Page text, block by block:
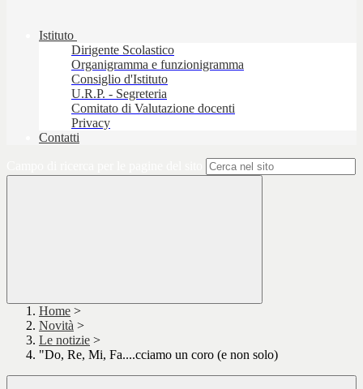
Istituto
Dirigente Scolastico
Organigramma e funzionigramma
Consiglio d'Istituto
U.R.P. - Segreteria
Comitato di Valutazione docenti
Privacy
Contatti
Home >
Novità >
Le notizie >
"Do, Re, Mi, Fa....cciamo un coro (e non solo)